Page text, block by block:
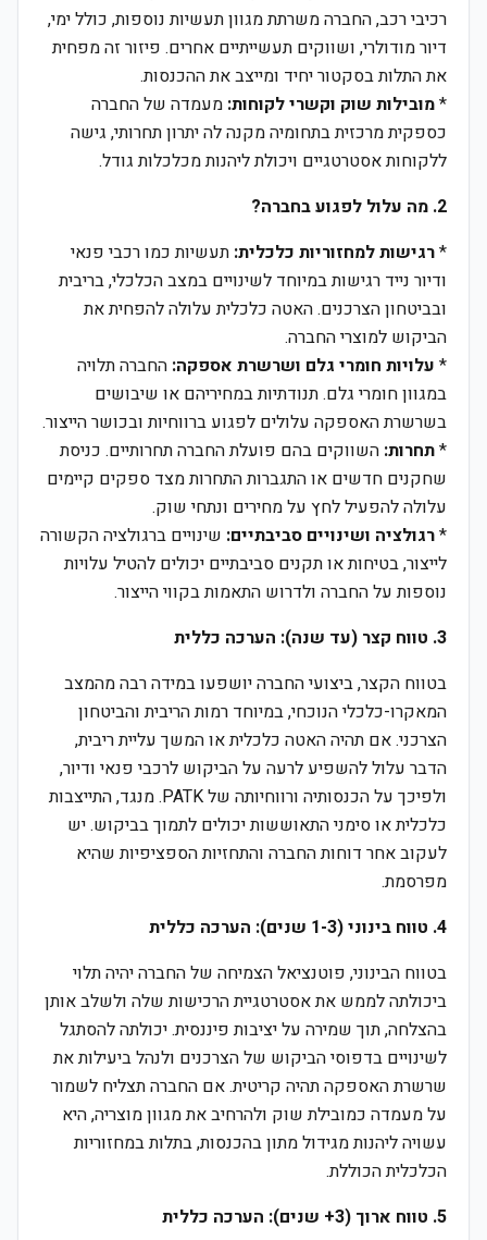
רכיבי רכב, החברה משרתת מגוון תעשיות נוספות, כולל ימי,
דיור מודולרי, ושווקים תעשייתיים אחרים. פיזור זה מפחית
את התלות בסקטור יחיד ומייצב את ההכנסות.
*מובילות שוק וקשרי לקוחות: מעמדה של החברה
כספקית מרכזית בתחומיה מקנה לה יתרון תחרותי, גישה
ללקוחות אסטרטגיים ויכולת ליהנות מכלכלות גודל.
2. מה עלול לפגוע בחברה?
*רגישות למחזוריות כלכלית: תעשיות כמו רכבי פנאי
ודיור נייד רגישות במיוחד לשינויים במצב הכלכלי, בריבית
ובביטחון הצרכנים. האטה כלכלית עלולה להפחית את
הביקוש למוצרי החברה.
* עלויות חומרי גלם ושרשרת אספקה: החברה תלויה
במגוון חומרי גלם. תנודתיות במחיריהם או שיבושים
בשרשרת האספקה עלולים לפגוע ברווחיות ובכושר הייצור.
*תחרות: השווקים בהם פועלת החברה תחרותיים. כניסת
שחקנים חדשים או התגברות התחרות מצד ספקים קיימים
עלולה להפעיל לחץ על מחירים ונתחי שוק.
*רגולציה ושינויים סביבתיים: שינויים ברגולציה הקשורה
לייצור, בטיחות או תקנים סביבתיים יכולים להטיל עלויות
נוספות על החברה ולדרוש התאמות בקווי הייצור.
3. טווח קצר (עד שנה): הערכה כללית
בטווח הקצר, ביצועי החברה יושפעו במידה רבה מהמצב
המאקרו-כלכלי הנוכחי, במיוחד רמות הריבית והביטחון
הצרכני. אם תהיה האטה כלכלית או המשך עליית ריבית,
הדבר עלול להשפיע לרעה על הביקוש לרכבי פנאי ודיור,
ולפיכך על הכנסותיה ורווחיותה של PATK. מנגד, התייצבות
כלכלית או סימני התאוששות יכולים לתמוך בביקוש. יש
לעקוב אחר דוחות החברה והתחזיות הספציפיות שהיא
מפרסמת.
4. טווח בינוני (1-3 שנים): הערכה כללית
בטווח הבינוני, פוטנציאל הצמיחה של החברה יהיה תלוי
ביכולתה לממש את אסטרטגיית הרכישות שלה ולשלב אותן
בהצלחה, תוך שמירה על יציבות פיננסית. יכולתה להסתגל
לשינויים בדפוסי הביקוש של הצרכנים ולנהל ביעילות את
שרשרת האספקה תהיה קריטית. אם החברה תצליח לשמור
על מעמדה כמובילת שוק ולהרחיב את מגוון מוצריה, היא
עשויה ליהנות מגידול מתון בהכנסות, בתלות במחזוריות
הכלכלית הכוללת.
5. טווח ארוך (3+ שנים): הערכה כללית